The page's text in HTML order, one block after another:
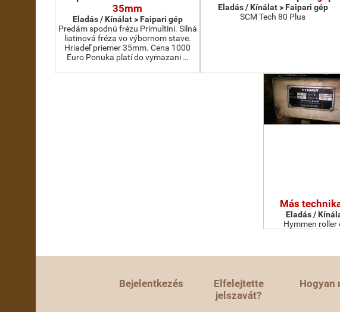
35mm
Eladás / Kínálat > Faipari gép
Predám spodnú frézu Primultini. Silná
liatinová fréza vo výbornom stave.
Hriadeľ priemer 35mm. Cena 1000
Euro Ponuka platí do vymazani …
Eladás / Kínálat > Faipari gép
SCM Tech 80 Plus
Más
Eladás /
Hymmen roller
Bejelentkezés
Elfelejtette
jelszavát?
Hogyan